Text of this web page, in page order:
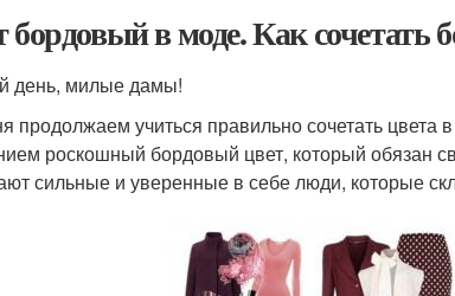
в моде. Как сочетать
день, милые дамы!
продолжаем учиться правильно сочетать
роскошный бордовый цвет, который обязан
сильные и уверенные в себе люди, которые